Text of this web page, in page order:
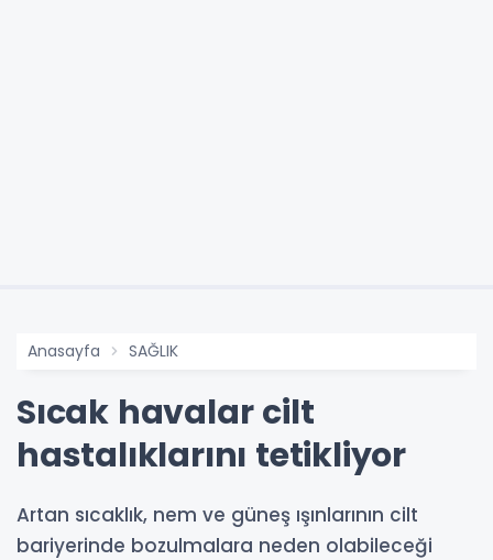
Anasayfa SAĞLIK
Sıcak havalar cilt
hastalıklarını tetikliyor
Artan sıcaklık, nem ve güneş ışınlarının cilt
bariyerinde bozulmalara neden olabileceği